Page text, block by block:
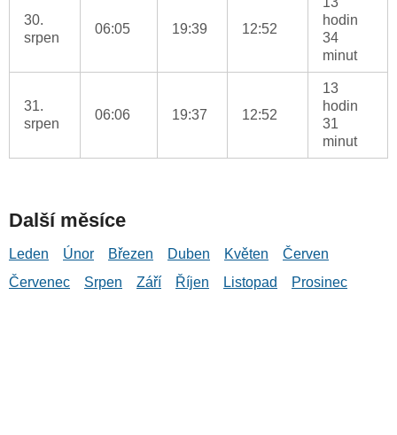
30.
srpen
06:05 19:39 12:52
hodin
34
minut
31.
srpen
06:06 19:37 12:52
13
hodin
31
minut
Další měsíce
Leden Únor Březen Duben Květen
Červen
Červenec
Srpen Září Říjen Listopad Prosinec